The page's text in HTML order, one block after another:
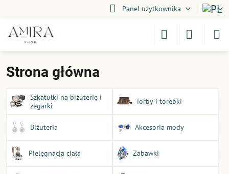
Panel użytkownika
Strona główna
Szkatułki na biżuterię i
zegarki
Torby i torebki
Biżuteria Akcesoria mody
Pielęgnacja ciała Zabawki